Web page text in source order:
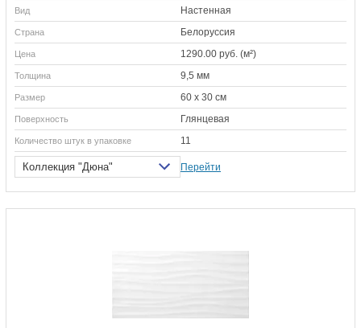
Вид Настенная
Страна Белоруссия
Цена 1290.00 руб. (м²)
Толщина 9,5 мм
Размер 60 х 30 см
Поверхность Глянцевая
Количество штук в упаковке 11
Коллекция "Дюна" Перейти